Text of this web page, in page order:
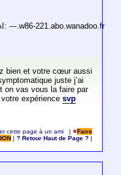
---.w86-221.abo.wanadoo.fr
bien et votre cœur aussi
juste j’ai
on vas vous la faire par
expérience svp
cette page à un ami |
Faire
|? Retour Haut de Page ?